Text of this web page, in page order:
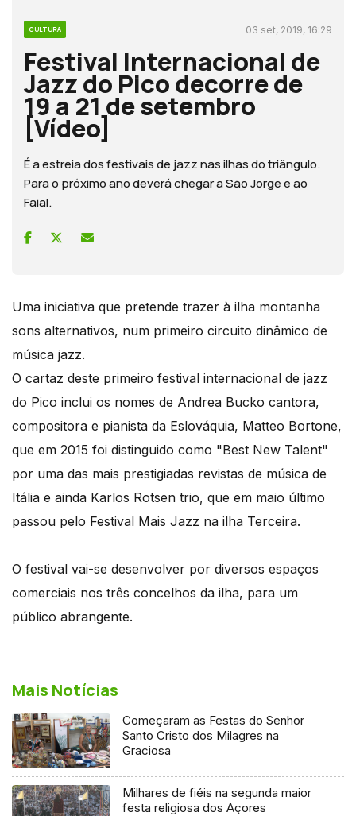
CULTURA 03 set, 2019, 16:29
Festival Internacional de
Jazz do Pico decorre de
19 a 21 de setembro
[Vídeo]
É a estreia dos festivais de jazz nas ilhas do triângulo.
Para o próximo ano deverá chegar a São Jorge e ao
Faial.
Uma iniciativa que pretende trazer à ilha montanha
sons alternativos, num primeiro circuito dinâmico de
música jazz.
O cartaz deste primeiro festival internacional de jazz
do Pico inclui os nomes de Andrea Bucko cantora,
compositora e pianista da Eslováquia, Matteo Bortone,
que em 2015 foi distinguido como "Best New Talent"
por uma das mais prestigiadas revistas de música de
Itália e ainda Karlos Rotsen trio, que em maio último
passou pelo Festival Mais Jazz na ilha Terceira.
O festival vai-se desenvolver por diversos espaços
comerciais nos três concelhos da ilha, para um
público abrangente.
Mais Notícias
Começaram as Festas do Senhor
Santo Cristo dos Milagres na
Graciosa
Milhares de fiéis na segunda maior
festa religiosa dos Açores